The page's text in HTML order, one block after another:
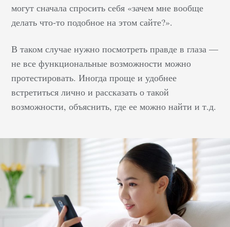
Разберемся, как
проводить
оценивать и
использовать
результаты, чтобы
получить максимум от
рекламной кампании.
тестированию 1.
Уникальный подход
Создают разные по
типам объявления и
смотрят, что вызывает
больший отклик у
аудитории. В одном
могут сначала спросить себя «зачем мне вообще
делать что-то подобное на этом сайте?».
В таком случае нужно посмотреть правде в глаза —
не все функциональные возможности можно
протестировать. Иногда проще и удобнее
встретиться лично и рассказать о такой
возможности, объяснить, где ее можно найти и т.д.